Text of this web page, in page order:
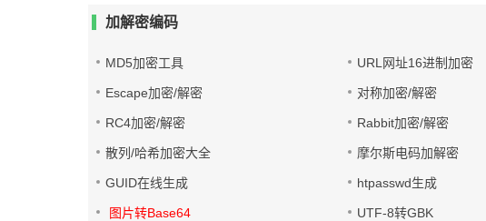
加解密编码
MD5加密工具 URL网址16进制加密
Escape加密/解密 对称加密/解密
RC4加密/解密 Rabbit加密/解密
散列/哈希加密大全 摩尔斯电码加解密
GUID在线生成 htpasswd生成
图片转Base64 UTF-8转GBK